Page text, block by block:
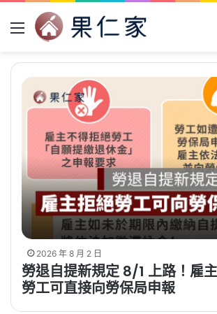
Menu
2026 年 8 月 2 日
勞退自提新規定 8/1 上路！雇
勞工可直接向勞保局申報